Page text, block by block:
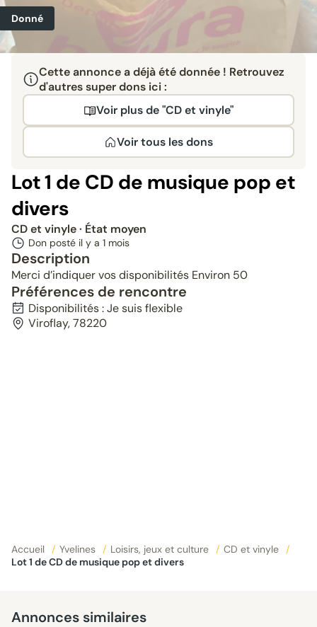
Donné
Cette annonce a déjà été donnée ! Retrouvez
d'autres super dons ici :
Voir plus de "CD et vinyle"
Voir tous les dons
Lot 1 de CD de musique pop et
divers
CD et vinyle· État moyen
Don posté il y a 1 mois
Description
Merci d’indiquer vos disponibilités Environ 50
Préférences de rencontre
Disponibilités : Je suis flexible
Viroflay, 78220
Accueil / Yvelines / Loisirs, jeux et culture / CD et vinyle
/
Lot 1 de CD de musique pop et divers
Annonces similaires